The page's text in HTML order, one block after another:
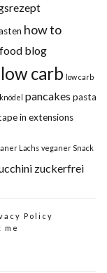
how to
blog
low carb low carb
pancakes pasta
in extensions
Lachs veganer Snack
zuckerfrei
Policy
me